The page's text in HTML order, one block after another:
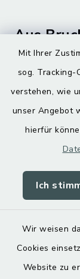
Mit Ihrer
sog. Tracking-
verstehen, wie
unser Angebot
hierfür
Ich
Wir weisen
Cookies
Website zu
Aus
Digitaler